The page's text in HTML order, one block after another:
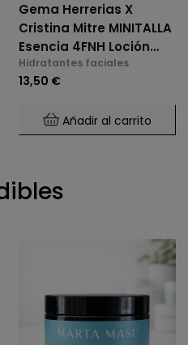
Gema Herrerias X
Cristina Mitre MINITALLA
Esencia 4FNH Loción
Hidratante Diaria 50 Ml
Hidratantes faciales
13,50 €
Añadir al carrito